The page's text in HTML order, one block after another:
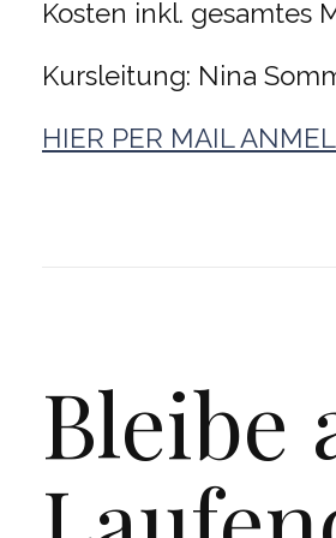
Kosten inkl. gesamtes
Kursleitung: Nina
HIER PER MAIL
Bleibe